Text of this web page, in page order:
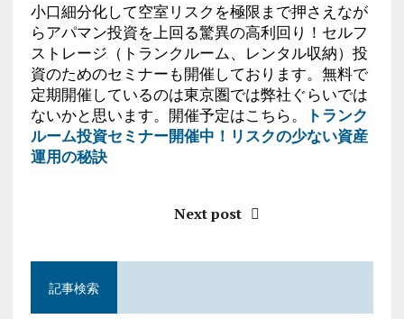
小口細分化して空室リスクを極限まで押さえなが
らアパマン投資を上回る驚異の高利回り！セルフ
ストレージ（トランクルーム、レンタル収納）投
資のためのセミナーも開催しております。無料で
定期開催しているのは東京圏では弊社ぐらいでは
ないかと思います。開催予定はこちら。
トランク
ルーム投資セミナー開催中！リスクの少ない資産
運用の秘訣
Next post
記事検索